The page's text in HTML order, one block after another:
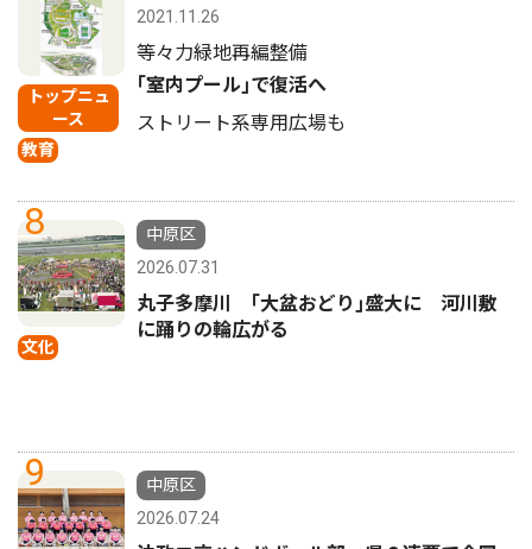
トップニュ
ース
教育
2021.11.26
等々力緑地再編整備
｢室内プール｣で復活へ
ストリート系専用広場も
8
文化
中原区
2026.07.31
丸子多摩川 ｢大盆おどり｣盛大に 河川敷
に踊りの輪広がる
9
中原区
2026.07.24